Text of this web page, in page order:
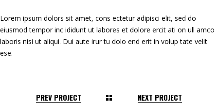
Lorem ipsum dolors sit amet, cons ectetur adipisci elit, sed do
eiusmod tempor inc ididunt ut labores et dolore ercit ati on ull amco
laboris nisi ut aliqui. Dui aute irur tu dolo end erit in volup tate velit
ese.
PREV PROJECT NEXT PROJECT